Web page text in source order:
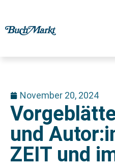
November 20, 2024
und
ZEIT und